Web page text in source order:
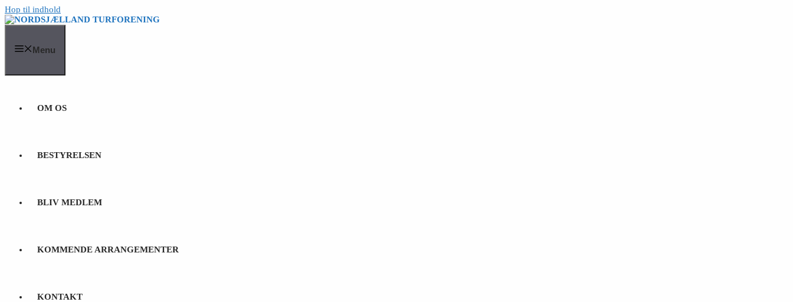
Hop til indhold
Menu
OM OS
BESTYRELSEN
BLIV MEDLEM
KOMMENDE ARRANGEMENTER
KONTAKT